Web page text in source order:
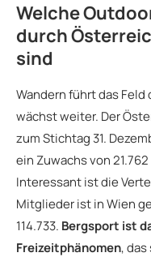
Welche
durch
sind
Wandern führt das
wächst weiter. Der
zum Stichtag 31.
ein Zuwachs von
Interessant ist die
Mitglieder ist in Wien
114.733. Bergsport ist
Freizeitphänomen,